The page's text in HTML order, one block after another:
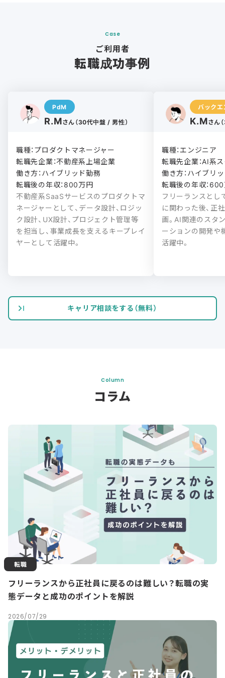
Case
ご利用者
転職成功事例
PdM
R.Mさん（30代中盤 / 男性）
職種：プロダクトマネージャー
転職先企業：不動産系上場企業
働き方：ハイブリッド勤務
転職後の年収：800万円
不動産系SaaSサービスのプロダクトマ
ネージャーとして、データ設計、ロジッ
ク設計、UX設計、プロジェクト管理等
を担当し、事業成長を支えるキープレイ
ヤーとして活躍中。
バック
K.Mさん
職種：エンジニア
転職先企業：AI系
働き方：ハイブリッ
転職後の年収：
フリーランスとし
に関わった後、正
画。AI関連のスタ
ーションの開発や
活躍中。
キャリア相談をする（無料）
Column
コラム
転職
フリーランスから正社員に戻るのは難しい？転職の実
態データと成功のポイントを解説
2026/07/29